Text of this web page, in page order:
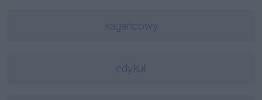
kagańcowy
edykuł